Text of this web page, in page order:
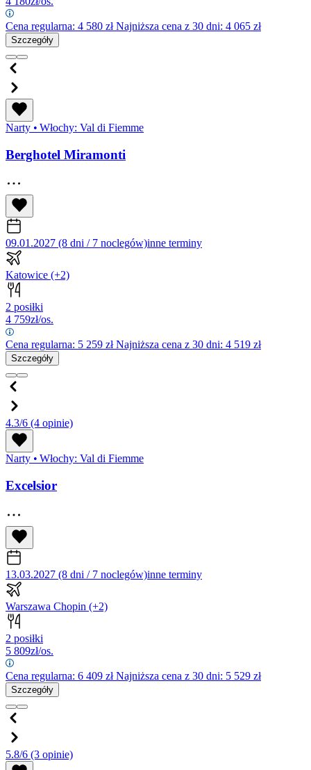
Cena regularna: 4 580 złNajniższa cena z 30 dni: 4 065 zł
Szczegóły
Narty • Włochy: Val di Fiemme
Berghotel Miramonti
09.01.2027 (8 dni / 7 noclegów)inne terminy
Katowice (+2)
2 posiłki
4 759zł/os.
Cena regularna: 5 259 złNajniższa cena z 30 dni: 4 519 zł
Szczegóły
4.3/6 (4 opinie)
Narty • Włochy: Val di Fiemme
Excelsior
13.03.2027 (8 dni / 7 noclegów)inne terminy
Warszawa Chopin (+2)
2 posiłki
5 809zł/os.
Cena regularna: 6 409 złNajniższa cena z 30 dni: 5 529 zł
Szczegóły
5.8/6 (3 opinie)